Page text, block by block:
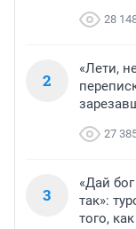
28
2
«Лети,
27
3
«Дай
так»:
того,